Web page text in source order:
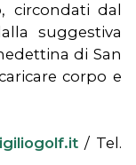
circondati dal
suggestiva
di San
corpo e
/ Tel.